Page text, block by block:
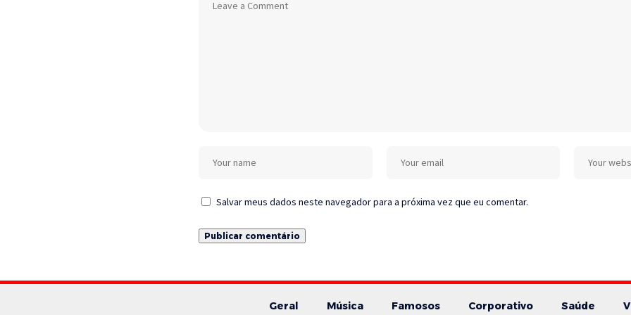
Salvar meus dados neste navegador para a próxima vez que eu comentar.
Geral Música Famosos Corporativo Saúde